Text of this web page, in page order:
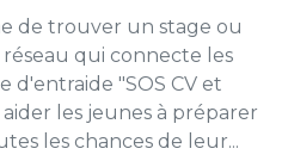
de trouver un stage ou
qui connecte les
d'entraide "SOS CV et
aider les jeunes à préparer
les chances de leur...